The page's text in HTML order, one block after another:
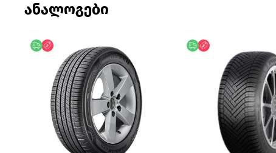
ანალოგები
უფასო მიწოდება
ფასდაკლება უფასო მიწოდება